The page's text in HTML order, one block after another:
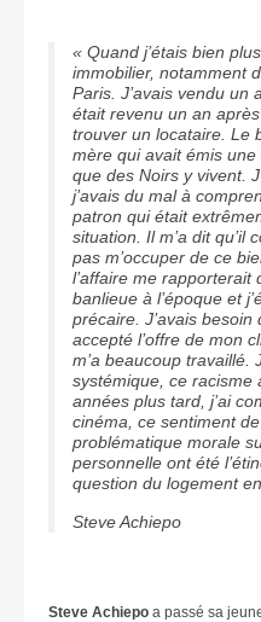
« Quand j’étais bien
immobilier, notamment
Paris. J’avais vendu un
était revenu un an
trouver un locataire. Le
mère qui avait émis
que des Noirs y vivent.
j’avais du mal à
patron qui était
situation. Il m’a dit qu’il
pas m’occuper de ce
l’affaire me rapporterait
banlieue à l’époque et
précaire. J’avais besoin
accepté l’offre de mon
m’a beaucoup travaillé.
systémique, ce racisme
années plus tard, j’ai
cinéma, ce sentiment
problématique morale
personnelle ont été
question du logement
Steve Achiepo
Steve Achiepo a passé sa